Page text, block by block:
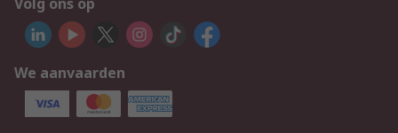
Volg ons op
We aanvaarden